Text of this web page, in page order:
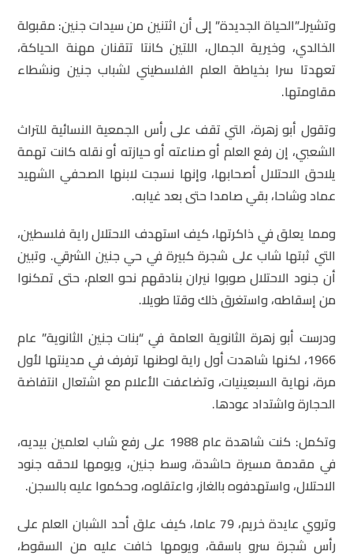
وتشيرلـ”الحياة الجديدة” إلى أن اثتنين من سيدات جنين: مقبولة
الخالدي، وخيرية الجمال، اللتين كانتا تتقنان مهنة الحياكة،
تعهدتا سرا بخياطة العلم الفلسطيني لشباب جنين ونشطاء
مقاومتها.
وتقول أبو زهرة، التي تقف على رأس الجمعية النسائية للتراث
الشعبي، إن رفع العلم أو صناعته أو حيازته أو نقله كانت تهمة
يلاحق الاحتلال أصحابها، وإنها نسجت لابنها الصحفي الشهيد
عماد وشاحا، بقي صامدا حتى بعد غيابه.
ومما يعلق في ذاكرتها، كيف استهدف الاحتلال راية فلسطين،
التي ثبتها شاب على شجرة كبيرة في حي جنين الشرقي. وتبين
أن جنود الاحتلال صوبوا نيران بنادقهم نحو العلم، حتى تمكنوا
من إسقاطه، واستغرق ذلك وقتا طويلا.
ودرست أبو زهرة الثانوية العامة في “بنات جنين الثانوية” عام
1966، لكنها شاهدت أول راية لوطنها ترفرف في مدينتها لأول
مرة، نهاية السبعينيات، وتضاعفت الأعلام مع اشتعال انتفاضة
الحجارة واشتداد عودها.
وتكمل: كنت شاهدة عام 1988 على رفع شاب لعلمين بيديه،
في مقدمة مسيرة حاشدة، وسط جنين، ويومها لاحقه جنود
الاحتلال، واستهدفوه بالغاز، واعتقلوه، وحكموا عليه بالسجن.
وتروي عايدة خريم، 79 عاما، كيف علق أحد الشبان العلم على
رأس شجرة سرو باسقة، ويومها خافت عليه من السقوط،